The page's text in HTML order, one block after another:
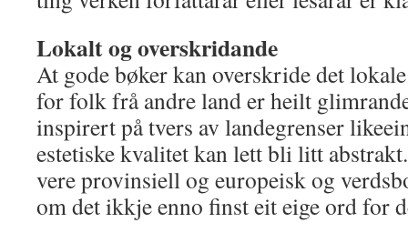
Lokalt og overskridande
At gode bøker kan overskride det
for folk frå andre land er heilt
inspirert på tvers av landegrenser
estetiske kvalitet kan lett bli litt
vere provinsiell og europeisk og
om det ikkje enno finst eit eige ord for